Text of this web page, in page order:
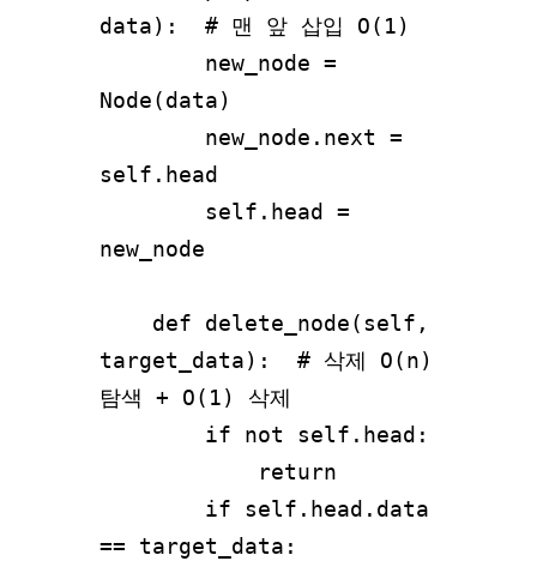
data):  # 맨 앞 삽입 O(1)
Node(data)
self.head
new_node
target_data):  # 삭제 O(n)
탐색 + O(1) 삭제
== target_data: